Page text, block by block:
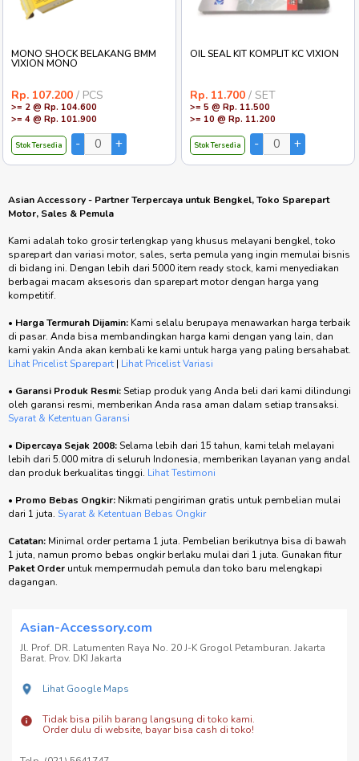
MONO SHOCK BELAKANG BMM
VIXION MONO
Rp. 107.200 / PCS
>= 2 @ Rp. 104.600
>= 4 @ Rp. 101.900
Stok Tersedia
OIL SEAL KIT KOMPLIT KC VIXION
Rp. 11.700 / SET
>= 5 @ Rp. 11.500
>= 10 @ Rp. 11.200
Stok Tersedia
Asian Accessory - Partner Terpercaya untuk Bengkel, Toko Sparepart
Motor, Sales & Pemula
Kami adalah toko grosir terlengkap yang khusus melayani bengkel, toko
sparepart dan variasi motor, sales, serta pemula yang ingin memulai bisnis
di bidang ini. Dengan lebih dari 5000 item ready stock, kami menyediakan
berbagai macam aksesoris dan sparepart motor dengan harga yang
kompetitif.
• Harga Termurah Dijamin: Kami selalu berupaya menawarkan harga terbaik
di pasar. Anda bisa membandingkan harga kami dengan yang lain, dan
kami yakin Anda akan kembali ke kami untuk harga yang paling bersahabat.
Lihat Pricelist Sparepart | Lihat Pricelist Variasi
• Garansi Produk Resmi:Setiap produk yang Anda beli dari kami dilindungi
oleh garansi resmi, memberikan Anda rasa aman dalam setiap transaksi.
Syarat & Ketentuan Garansi
• Dipercaya Sejak 2008:Selama lebih dari 15 tahun, kami telah melayani
lebih dari 5.000 mitra di seluruh Indonesia, memberikan layanan yang andal
dan produk berkualitas tinggi. Lihat Testimoni
• Promo Bebas Ongkir: Nikmati pengiriman gratis untuk pembelian mulai
dari 1 juta. Syarat & Ketentuan Bebas Ongkir
Catatan: Minimal order pertama 1 juta. Pembelian berikutnya bisa di bawah
1 juta, namun promo bebas ongkir berlaku mulai dari 1 juta. Gunakan fitur
Paket Order untuk mempermudah pemula dan toko baru melengkapi
dagangan.
Asian-Accessory.com
Jl. Prof. DR. Latumenten Raya No. 20 J-K Grogol Petamburan. Jakarta
Barat. Prov. DKI Jakarta
Lihat Google Maps
Tidak bisa pilih barang langsung di toko kami.
Order dulu di website, bayar bisa cash di toko!